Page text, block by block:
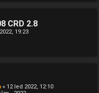
CRD 2.8
19:23
« 12 led 2022, 12:10